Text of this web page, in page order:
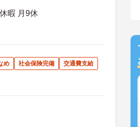
暇 月9休
め 社会保険完備
交通費支給